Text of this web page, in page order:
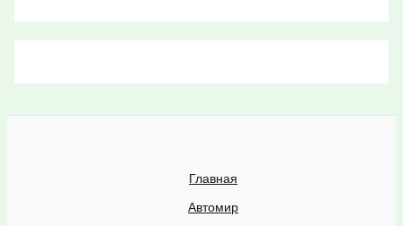
Главная
Автомир